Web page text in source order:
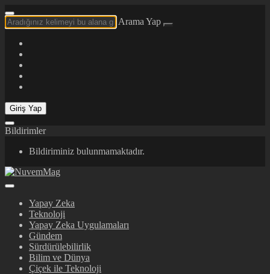
Arama Yap
Giriş Yap
Bildirimler
Bildiriminiz bulunmamaktadır.
Yapay Zeka
Teknoloji
Yapay Zeka Uygulamaları
Gündem
Sürdürülebilirlik
Bilim ve Dünya
Çiçek ile Teknoloji